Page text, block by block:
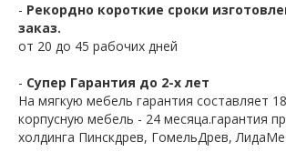
- Рекордно короткие сроки
заказ.
от 20 до 45 рабочих дней
- Супер Гарантия до 2-х лет
На мягкую мебель гарантия составляет
корпусную мебель - 24 месяца.гарантия
холдинга Пинскдрев, ГомельДрев,